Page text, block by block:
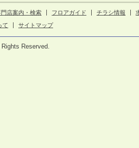
店案内・検索 フロアガイド チラシ情報
て
サイトマップ
Reserved.